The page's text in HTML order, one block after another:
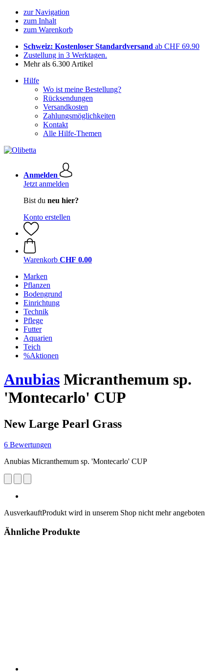
zur Navigation
zum Inhalt
zum Warenkorb
Schweiz: Kostenloser Standardversand ab CHF 69.90
Zustellung in 3 Werktagen.
Mehr als 6.300 Artikel
Hilfe
Wo ist meine Bestellung?
Rücksendungen
Versandkosten
Zahlungsmöglichkeiten
Kontakt
Alle Hilfe-Themen
Anmelden
Jetzt anmelden
Bist du neu hier?
Konto erstellen
Warenkorb CHF 0.00
Marken
Pflanzen
Bodengrund
Einrichtung
Technik
Pflege
Futter
Aquarien
Teich
%Aktionen
Anubias Micranthemum sp.
'Montecarlo' CUP
New Large Pearl Grass
6 Bewertungen
Anubias Micranthemum sp. 'Montecarlo' CUP
AusverkauftProdukt wird in unserem Shop nicht mehr angeboten
Ähnliche Produkte